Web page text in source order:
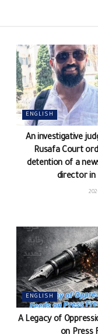
ENGLISH
An investigative
Rusafa Court
detention of a
director in
ENGLISH
A Legacy of